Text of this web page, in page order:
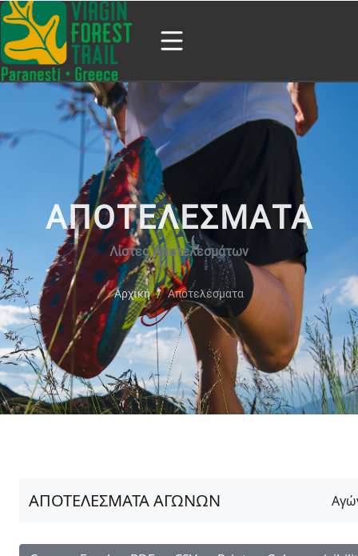
ΑΠΟΤΕΛΕΣΜΑΤΑ
Λίστες Αποτελεσμάτων
Αρχική Αποτελέσματα